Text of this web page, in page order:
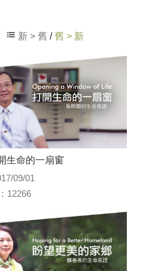
新 > 舊/舊 > 新
生命的一扇窗
09/01
12266